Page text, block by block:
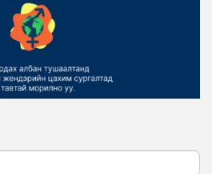
ҮНДЭСНИЙ ХОРООНЫ АЖЛЫН АЛБАНЫ
БАТЛАН ХАМГААЛАХ ЯАМАНД